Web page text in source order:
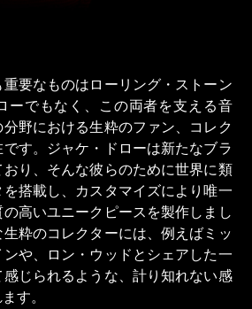
要なものはローリング・ストーン
ーでもなく、この両者を支える音
野における生粋のファン、コレク
す。ジャケ・ドローは新たなブラ
り、そんな彼らのために世界に類
搭載し、カスタマイズにより唯一
高いユニークピースを製作しまし
粋のコレクターには、例えばミッ
や、ロン・ウッドとシェアした一
じられるような、計り知れない感
す。